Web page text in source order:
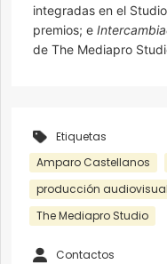
integradas en el
premios; e
de The Mediapro
Etiquetas
Amparo Castellanos
producción
The Mediapro Studio
Contactos